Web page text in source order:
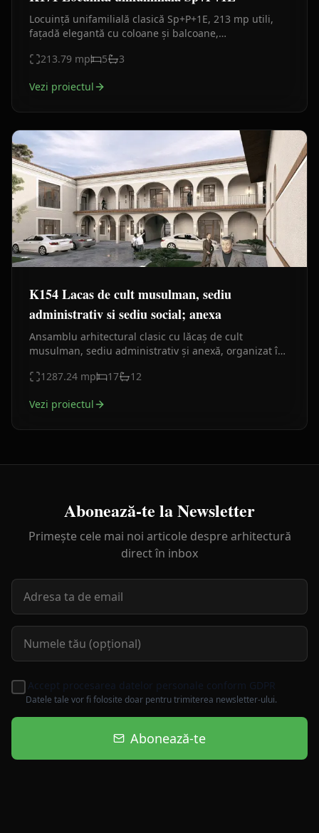
Locuință unifamilială clasică Sp+P+1E, 213 mp utili,
fațadă elegantă cu coloane și balcoane,
premium.
213.79 mp 5 3
Vezi proiectul
K154 Lacas de cult musulman, sediu
administrativ si sediu social; anexa
Ansamblu arhitectural clasic cu lăcaș de cult
musulman, sediu administrativ și anexă, organizat în
1287.24 mp 17 12
Vezi proiectul
Abonează-te la Newsletter
Primește cele mai noi articole despre arhitectură
direct în inbox
Accept procesarea datelor personale conform GDPR
Datele tale vor fi folosite doar pentru trimiterea newsletter-ului.
Abonează-te